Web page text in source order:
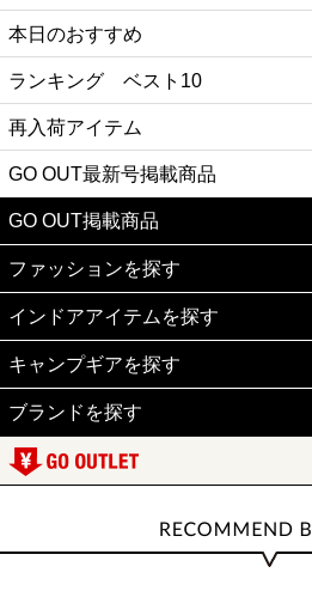
本日のおすすめ
ランキング ベスト10
再入荷アイテム
GO OUT最新号掲載商品
GO OUT掲載商品
ファッションを探す
インドアアイテムを探す
キャンプギアを探す
ブランドを探す